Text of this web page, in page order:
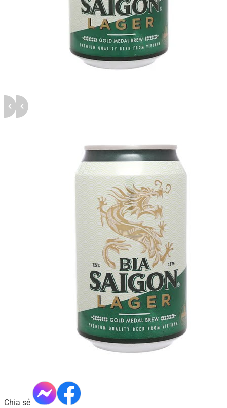
Chia sẻ